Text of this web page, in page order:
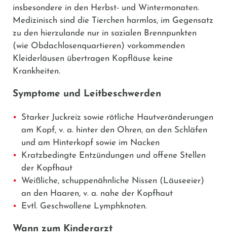
insbesondere in den Herbst- und Wintermonaten.
Medizinisch sind die Tierchen harmlos, im Gegensatz
zu den hierzulande nur in sozialen Brennpunkten
(wie Obdachlosenquartieren) vorkommenden
Kleiderläusen übertragen Kopfläuse keine
Krankheiten.
Symptome und Leitbeschwerden
Starker Juckreiz sowie rötliche Hautveränderungen
am Kopf, v. a. hinter den Ohren, an den Schläfen
und am Hinterkopf sowie im Nacken
Kratzbedingte Entzündungen und offene Stellen
der Kopfhaut
Weißliche, schuppenähnliche Nissen (Läuseeier)
an den Haaren, v. a. nahe der Kopfhaut
Evtl. Geschwollene Lymphknoten.
Wann zum Kinderarzt